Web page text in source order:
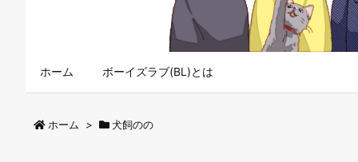
ホーム ボーイズラブ(BL)とは
ホーム > 犬飼のの